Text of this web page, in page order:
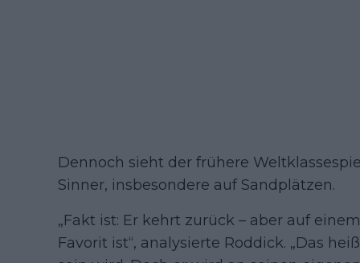
Dennoch sieht der frühere
Sinner, insbesondere auf Sandplätzen.
„Fakt ist: Er kehrt zurück – aber auf
Favorit ist“, analysierte Roddick. „Das